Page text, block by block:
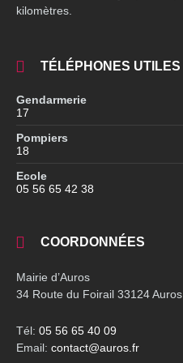
kilomètres.
TÉLÉPHONES UTILES
Gendarmerie
17
Pompiers
18
Ecole
05 56 65 42 38
COORDONNÉES
Mairie d’Auros
34 Route du Foirail 33124 Auros
Tél: 05 56 65 40 09
Email: contact@auros.fr